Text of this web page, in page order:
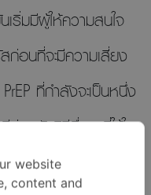
ริ่มมีผู้ให้ความสนใจ
ก่อนที่จะมีความเสี่ยง
ที่กำลังจะเป็นหนึ่ง
ร่วมกับวิธีอื่นๆ ที่ใช้ใน
website
content and